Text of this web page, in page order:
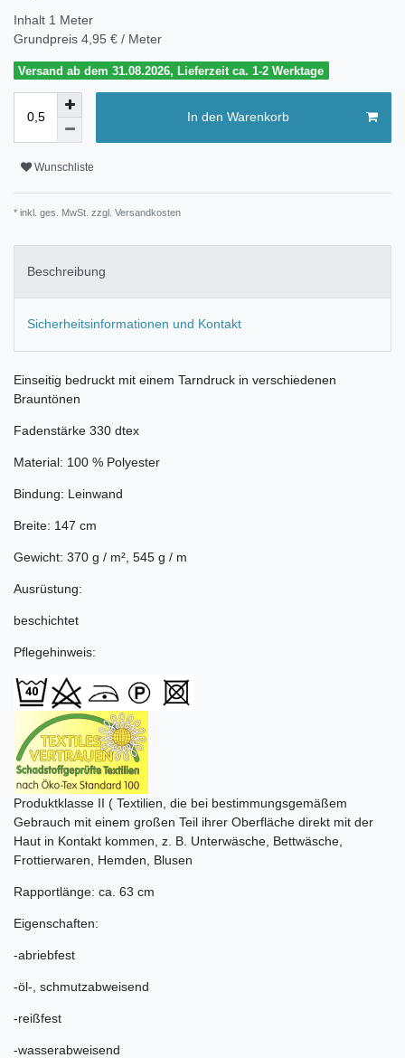
Inhalt 1 Meter
Grundpreis 4,95 € / Meter
Versand ab dem 31.08.2026, Lieferzeit ca. 1-2 Werktage
In den Warenkorb
Wunschliste
* inkl. ges. MwSt. zzgl. Versandkosten
Beschreibung
Sicherheitsinformationen und Kontakt
Einseitig bedruckt mit einem Tarndruck in verschiedenen
Brauntönen
Fadenstärke 330 dtex
Material: 100 % Polyester
Bindung: Leinwand
Breite: 147 cm
Gewicht: 370 g / m², 545 g / m
Ausrüstung:
beschichtet
Pflegehinweis:
Produktklasse II ( Textilien, die bei bestimmungsgemäßem
Gebrauch mit einem großen Teil ihrer Oberfläche direkt mit der
Haut in Kontakt kommen, z. B. Unterwäsche, Bettwäsche,
Frottierwaren, Hemden, Blusen
Rapportlänge: ca. 63 cm
Eigenschaften:
-abriebfest
-öl-, schmutzabweisend
-reißfest
-wasserabweisend